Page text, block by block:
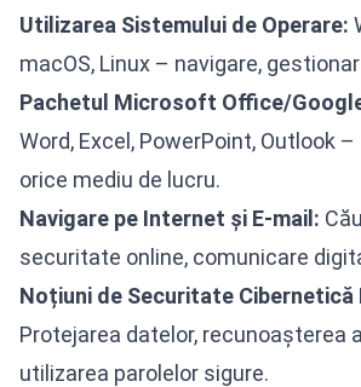
Utilizarea Sistemului de Operare:
macOS, Linux – navigare,
Pachetul Microsoft Office/
Word, Excel, PowerPoint, Outlook
orice mediu de lucru.
Navigare pe Internet și E-mail:
securitate online, comunicare
Noțiuni de Securitate Cibernetică
Protejarea datelor, recunoașterea
utilizarea parolelor sigure.